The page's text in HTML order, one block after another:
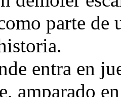
parte de
entra en
amparado